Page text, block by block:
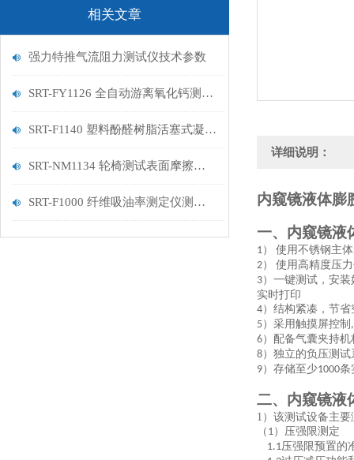
相关文章
强力特推气流阻力测试仪技术参数
SRT-FY1126 全自动游离氧化钙测定仪的应用领域有哪些
SRT-F1140 塑料酚醛树脂活塞式凝胶时间测定仪（2、4工位）介绍 技术说明
SRT-NM1134 轮椅测试表面摩擦系数测定仪的简单介绍 符合技术标准
SRT-F1000 纤维吸油率测定仪测试仪介绍 按需定制
详细说明：
内窥镜液体膨
一、内窥镜液
1） 使用不锈钢主
2） 使用高精度压
3）一键测试，安
实时打印
4）结构紧凑，节
5）采用触摸屏控制 ,
6）配备气囊夹持
8）独立的负压测
9）存储至少1000条
二、内窥镜液
1）该测试设备主
（ 1）压强限测定
1.1压强限预置的